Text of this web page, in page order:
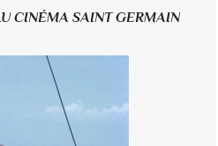
CINÉMA SAINT GERMAIN